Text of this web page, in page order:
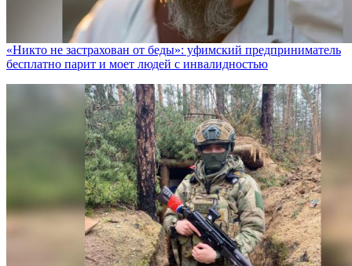
«Никто не заcтрахован от беды»: уфимский предприниматель
бесплатно парит и моет людей с инвалидностью